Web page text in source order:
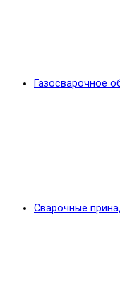
Газосварочное
Сварочные